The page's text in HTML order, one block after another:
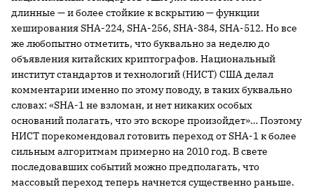
длинные — и более стойкие к вскрытию — функции
хеширования SHA-224, SHA-256, SHA-384, SHA-512. Но все
же любопытно отметить, что буквально за неделю до
объявления китайских криптографов. Национальный
институт стандартов и технологий (НИСТ) США делал
комментарии именно по этому поводу, в таких буквально
словах: «SHA-1 не взломан, и нет никаких особых
оснований полагать, что это вскоре произойдет»… Поэтому
НИСТ порекомендовал готовить переход от SHA-1 к более
сильным алгоритмам примерно на 2010 год. В свете
последовавших событий можно предполагать, что
массовый переход теперь начнется существенно раньше.